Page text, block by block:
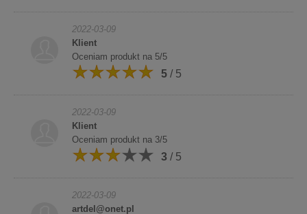
2022-03-09
Klient
Oceniam produkt na 5/5
5 / 5
2022-03-09
Klient
Oceniam produkt na 3/5
3 / 5
2022-03-09
artdel@onet.pl